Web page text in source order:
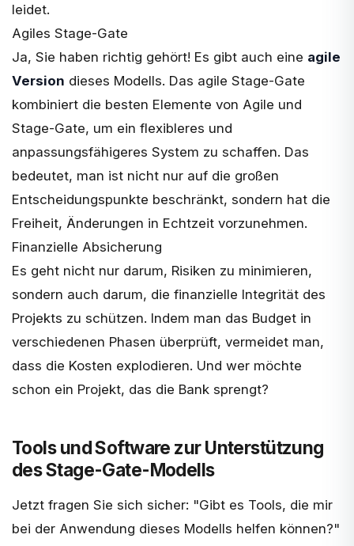
leidet.
Agiles Stage-Gate
Ja, Sie haben richtig gehört! Es gibt auch eine agile
Version dieses Modells. Das agile Stage-Gate
kombiniert die besten Elemente von Agile und
Stage-Gate, um ein flexibleres und
anpassungsfähigeres System zu schaffen. Das
bedeutet, man ist nicht nur auf die großen
Entscheidungspunkte beschränkt, sondern hat die
Freiheit, Änderungen in Echtzeit vorzunehmen.
Finanzielle Absicherung
Es geht nicht nur darum, Risiken zu minimieren,
sondern auch darum, die finanzielle Integrität des
Projekts zu schützen. Indem man das Budget in
verschiedenen Phasen überprüft, vermeidet man,
dass die Kosten explodieren. Und wer möchte
schon ein Projekt, das die Bank sprengt?
Tools und Software zur Unterstützung
des Stage-Gate-Modells
Jetzt fragen Sie sich sicher: "Gibt es Tools, die mir
bei der Anwendung dieses Modells helfen können?"